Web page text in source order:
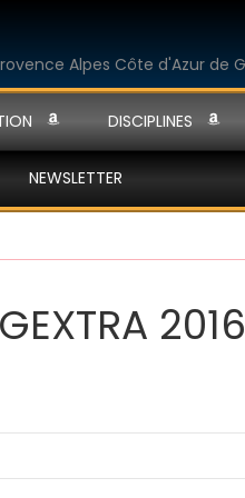
DISCIPLINES
NEWSLETTER
2016